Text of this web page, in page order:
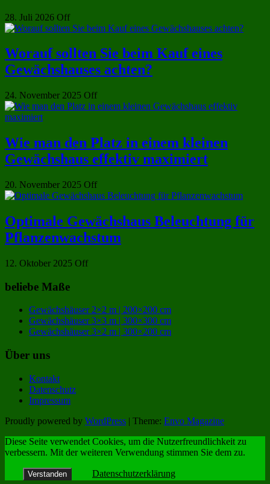
28. Juli 2026 Off
Worauf sollten Sie beim Kauf eines
Gewächshauses achten?
24. November 2025 Off
Wie man den Platz in einem kleinen
Gewächshaus effektiv maximiert
20. November 2025 Off
Optimale Gewächshaus Beleuchtung für
Pflanzenwachstum
12. Oktober 2025 Off
beliebe Maße
Gewächshäuser 2×2 m | 200×200 cm
Gewächshäuser 3×3 m | 300×300 cm
Gewächshäuser 3×2 m | 300×200 cm
Über uns
Kontakt
Datenschutz
Impressum
Proudly powered by WordPress | Theme: Envo Magazine
Diese Seite verwendet Cookies, um die Nutzerfreundlichkeit zu
verbessern. Mit der weiteren Verwendung stimmen Sie dem zu.
Verstanden Datenschutzerklärung